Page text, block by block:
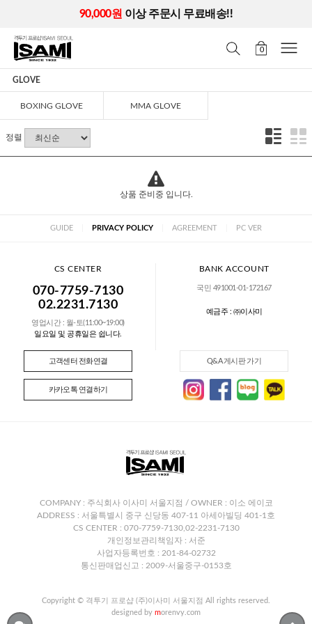
90,000원 이상 주문시 무료배송!!
0
GLOVE
BOXING GLOVE MMA GLOVE
정렬
상품 준비중 입니다.
GUIDE PRIVACY POLICY AGREEMENT PC VER
CS CENTER
070-7759-7130
02.2231.7130
영업시간 : 월-토(11:00~19:00)
일요일 및 공휴일은 쉽니다.
BANK ACCOUNT
국민 491001-01-172167
예금주 : ㈜이사미
고객센터 전화연결
카카오톡 연결하기
Q&A 게시판 가기
COMPANY : 주식회사 이사미 서울지점 / OWNER : 이소 에이코
ADDRESS : 서울특별시 중구 신당동 407-11 아세아빌딩 401-1호
CS CENTER : 070-7759-7130,02-2231-7130
개인정보관리책임자 : 서준
사업자등록번호 : 201-84-02732
통신판매업신고 : 2009-서울중구-0153호
Copyright © 격투기 프로샵 (주)이사미 서울지점 All rights reserved.
designed by morenvy.com